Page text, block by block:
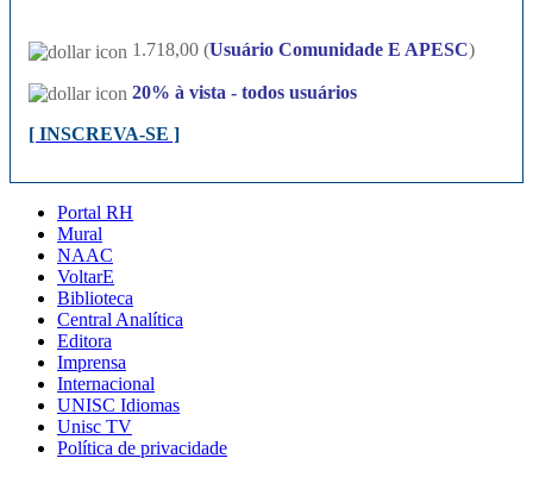
1.718,00 (Usuário Comunidade E APESC)
20% à vista - todos usuários
[ INSCREVA-SE ]
Portal RH
Mural
NAAC
VoltarE
Biblioteca
Central Analítica
Editora
Imprensa
Internacional
UNISC Idiomas
Unisc TV
Política de privacidade